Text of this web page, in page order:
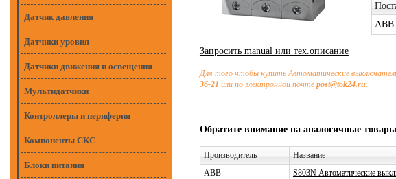
Датчик давления
Датчики уровня
Датчики движения и освещения
Мультидатчики
Контроллеры и периферия
Компоненты СКС
Блоки питания
ABB
Запросить manual или тех.описание
Для того чтобы купитьАвтоматические
36-21 или по электронной почте post@tok24.ru.
Обратите внимание на аналогичные товары
Производитель Название
ABB
S803N Автоматические